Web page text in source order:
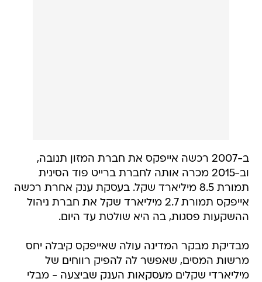
ב-2007 רכשה אייפקס את חברת המזון תנובה,
וב-2015 מכרה אותה לחברת ברייט פוד הסינית
תמורת 8.5 מיליארד שקל. בעסקת ענק אחרת רכשה
אייפקס תמורת 2.7 מיליארד שקל את חברת ניהול
ההשקעות פסגות, בה היא שולטת עד היום.
מבדיקת מבקר המדינה עולה שאייפקס קיבלה יחס
מרשות המסים, שאפשר לה להפיק רווחים של
מיליארדי שקלים מעסקאות הענק שביצעה - מבלי